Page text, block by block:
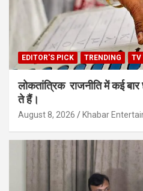
EDITOR'S PICK TRENDING TV
लोकतांत्रिक राजनीति में कई
ते हैं।
August 8, 2026 Khabar